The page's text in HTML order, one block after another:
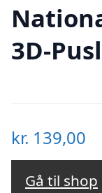
3D-
kr. 139,00
Gå til shop